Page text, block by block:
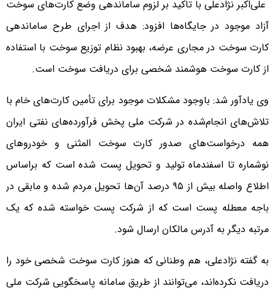
علی‌اکبر نژادعلی با تاکید بر لزوم ساماندهی وضع کارت‌های سوخت
آزاد موجود در جایگاه‌ها افزود: هدف از اجرای طرح ساماندهی
کارت سوخت در مجاری عرضه، بهبود نظام توزیع سوخت با استفاده
از کارت سوخت هوشمند شخصی برای دریافت سوخت است.
وی یادآور شد: باوجود مشکلات موجود برای تأمین کارت‌های خام با
تلاش‌های انجام‌شده در شرکت ملی پخش فرآورده‌های نفتی ایران
همه درخواست‌های صدور کارت سوخت المثنی و خودروهای
نوشماره تا اسفندماه تولید و تحویل پست شده است که براساس
اطلاع واصله بیش از ۹۵ درصد آن‌ها تحویل مردم شده و مابقی در
باجه معطله پست است که از شرکت پست خواسته شده که یک
مرتبه دیگر به آدرس مالکان ارسال شود.
به گفته نژادعلی، هم وطنانی که هنوز کارت سوخت شخصی خود را
دریافت نکرده‌اند، می‌توانند از طریق سامانه پاسخگویی شرکت ملی